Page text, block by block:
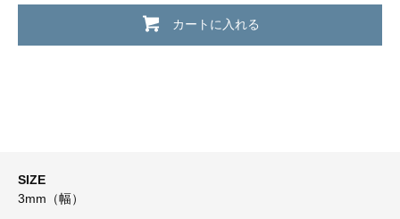
カートに入れる
SIZE
3mm（幅）